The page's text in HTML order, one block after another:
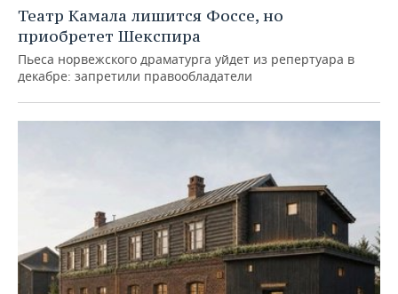
Театр Камала лишится Фоссе, но
приобретет Шекспира
Пьеса норвежского драматурга уйдет из репертуара в
декабре: запретили правообладатели